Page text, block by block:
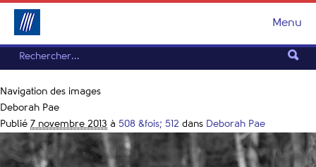
Menu
Navigation des images
Deborah Pae
Publié 7 novembre 2013 à 508 &fois; 512 dans Deborah Pae